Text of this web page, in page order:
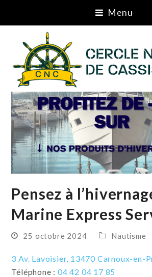
Menu
Pensez à
Marine Express
25 octobre 2024 Nautisme
3 Av. Lavoisier, 13470 Carnoux-en-
Téléphone :04 42 04 17 85